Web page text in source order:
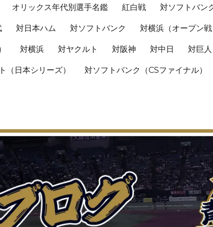
オリックス年代別選手名鑑 紅白戦 対ソフトバン
対日本ハム 対ソフトバンク 対横浜（オープン戦
対横浜 対ヤクルト 対阪神 対中日 対巨人
（日本シリーズ） 対ソフトバンク（CSファイナル）